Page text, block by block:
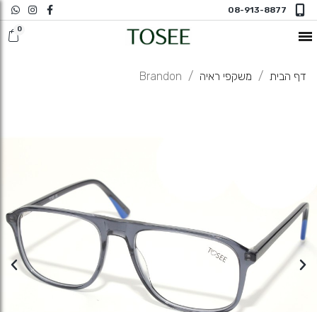
08-913-8877
חדש במשקפי ראיה
דף הבית משקפי ראיה Brandon